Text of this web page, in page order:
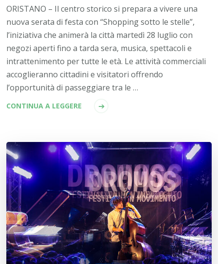
ORISTANO – Il centro storico si prepara a vivere una
nuova serata di festa con “Shopping sotto le stelle”,
l’iniziativa che animerà la città martedì 28 luglio con
negozi aperti fino a tarda sera, musica, spettacoli e
intrattenimento per tutte le età. Le attività commerciali
accoglieranno cittadini e visitatori offrendo
l’opportunità di passeggiare tra le …
CONTINUA A LEGGERE